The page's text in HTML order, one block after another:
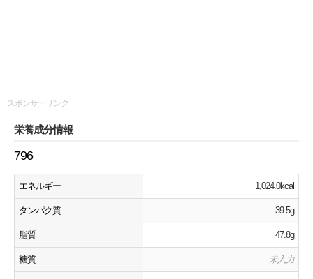
スポンサーリンク
栄養成分情報
796
エネルギー 1,024.0kcal
タンパク質 39.5g
脂質 47.8g
糖質 未入力